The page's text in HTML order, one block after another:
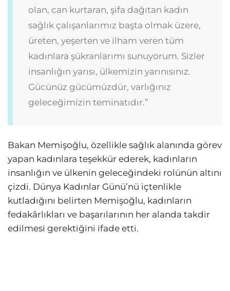
olan, can kurtaran, şifa dağıtan kadın
sağlık çalışanlarımız başta olmak üzere,
üreten, yeşerten ve ilham veren tüm
kadınlara şükranlarımı sunuyorum. Sizler
insanlığın yarısı, ülkemizin yarınısınız.
Gücünüz gücümüzdür, varlığınız
geleceğimizin teminatıdır.”
Bakan Memişoğlu, özellikle sağlık alanında görev
yapan kadınlara teşekkür ederek, kadınların
insanlığın ve ülkenin geleceğindeki rolünün altını
çizdi. Dünya Kadınlar Günü’nü içtenlikle
kutladığını belirten Memişoğlu, kadınların
fedakârlıkları ve başarılarının her alanda takdir
edilmesi gerektiğini ifade etti.